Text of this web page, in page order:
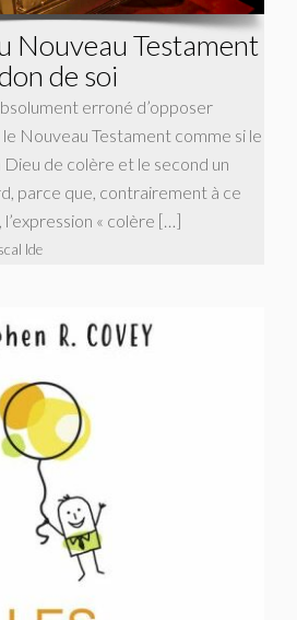
Nouveau Testament
de soi
erroné d’opposer
le Nouveau Testament comme si le
de colère et le second un
parce que, contrairement à ce
« colère […]
Ide